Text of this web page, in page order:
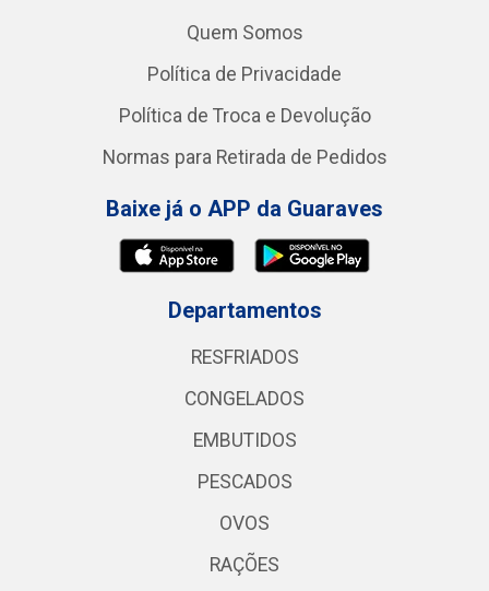
Quem Somos
Política de Privacidade
Política de Troca e Devolução
Normas para Retirada de Pedidos
Baixe já o APP da Guaraves
Departamentos
RESFRIADOS
CONGELADOS
EMBUTIDOS
PESCADOS
OVOS
RAÇÕES